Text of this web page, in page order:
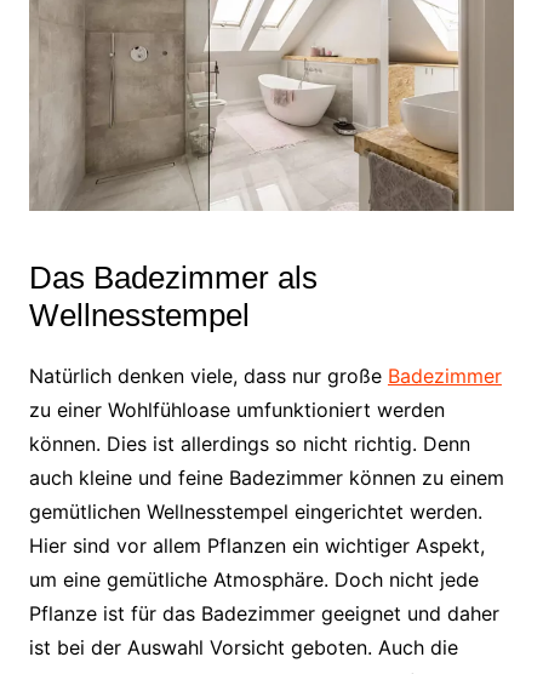
Das Badezimmer als
Wellnesstempel
Natürlich denken viele, dass nur große Badezimmer
zu einer Wohlfühloase umfunktioniert werden
können. Dies ist allerdings so nicht richtig. Denn
auch kleine und feine Badezimmer können zu einem
gemütlichen Wellnesstempel eingerichtet werden.
Hier sind vor allem Pflanzen ein wichtiger Aspekt,
um eine gemütliche Atmosphäre. Doch nicht jede
Pflanze ist für das Badezimmer geeignet und daher
ist bei der Auswahl Vorsicht geboten. Auch die